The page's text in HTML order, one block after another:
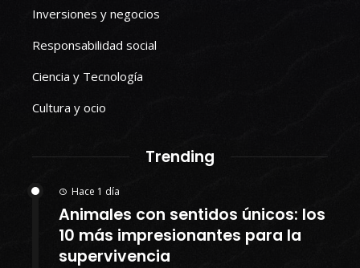
Inversiones y negocios
Responsabilidad social
Ciencia y Tecnología
Cultura y ocio
Trending
Hace 1 día
Animales con sentidos únicos: los
10 más impresionantes para la
supervivencia